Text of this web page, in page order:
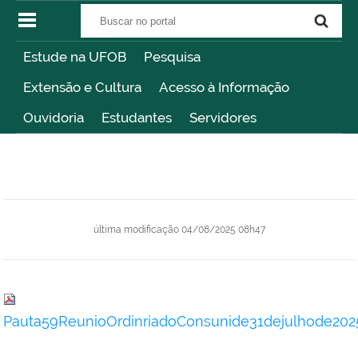
Estude na UFOB
Pesquisa
Extensão e Cultura
Acesso à Informação
Ouvidoria
Estudantes Servidores
última modificação04/08/2025 08h47